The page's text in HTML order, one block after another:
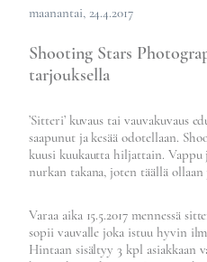
maanantai, 24.4.2017
Shooting Stars
tarjouksella
’Sitteri’ kuvaus tai vauvakuvaus
saapunut ja kesää odotellaan.
kuusi kuukautta hiljattain.
nurkan takana, joten täällä
Varaa aika 15.5.2017 mennessä
sopii vauvalle joka istuu hyvin
Hintaan sisältyy 3 kpl asiakkaan